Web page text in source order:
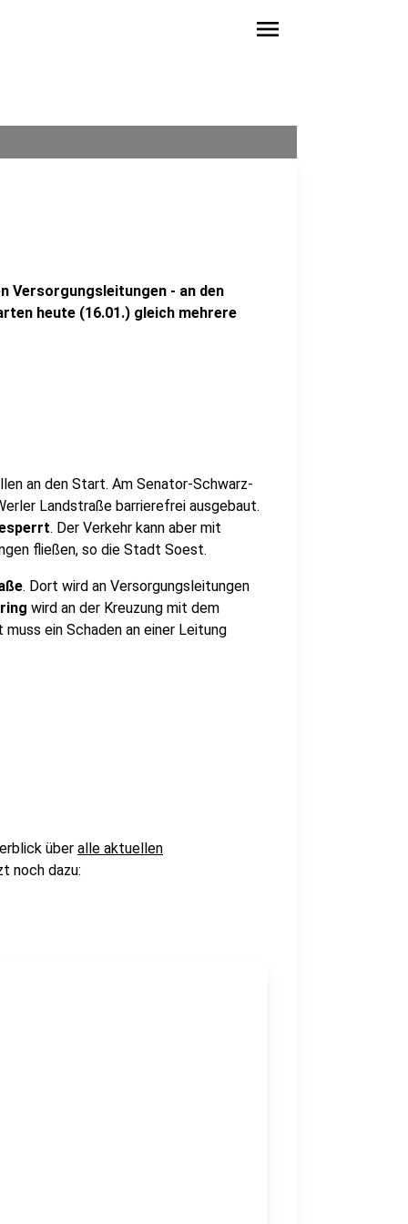
menu
Versorgungsleitungen - an den
heute (16.01.) gleich mehrere
an den Start. Am Senator-Schwarz-
Landstraße barrierefrei ausgebaut.
. Der Verkehr kann aber mit
fließen, so die Stadt Soest.
. Dort wird an Versorgungsleitungen
wird an der Kreuzung mit dem
ein Schaden an einer Leitung
über alle aktuellen
noch dazu: